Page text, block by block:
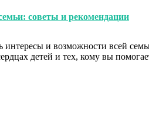
советы и рекомендации
интересы и возможности всей
детей и тех, кому вы